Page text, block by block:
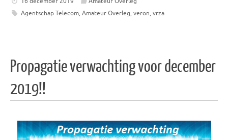
Agentschap Telecom, Amateur Overleg, veron, vrza
Propagatie verwachting voor december
2019!!